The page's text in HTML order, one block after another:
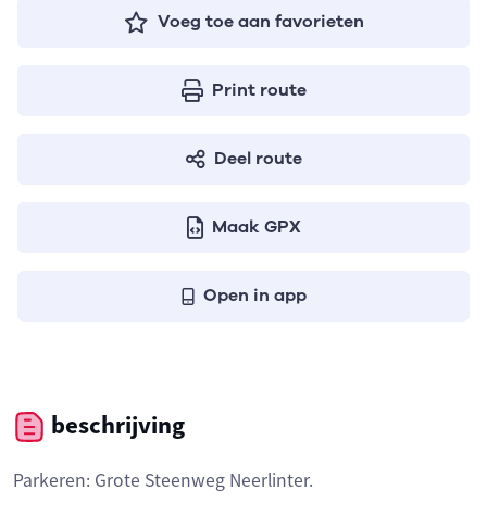
Voeg toe aan favorieten
Print route
Deel route
Maak GPX
Open in app
beschrijving
Parkeren: Grote Steenweg Neerlinter.